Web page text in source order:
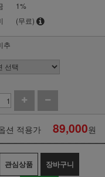
1%
(무료)
추
션 적용가 89,000원
관심상품 장바구니